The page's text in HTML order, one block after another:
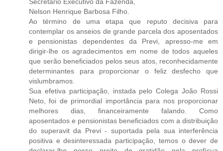
Nelson Henrique Barbosa Filho.
Ao término de uma etapa que reputo decisiva para
contemplar os anseios de grande parcela dos aposentados
e pensionistas dependentes da Previ, apresso-me em
dirigir-lhe os agradecimentos em nome de todos aqueles
que serão beneficiados pelos seus atos, reconhecidamente
determinantes para proporcionar o feliz desfecho que
vislumbramos.
Sua efetiva participação, instada pelo Colega João Rossi
Neto, foi de primordial importância para nos proporcionar
melhores dias, financeiramente falando. Como
aposentados e pensionistas beneficiados com a distribuição
do superavit da Previ - suportada pela sua interferência
positiva e desinteressada participação, temos o dever de